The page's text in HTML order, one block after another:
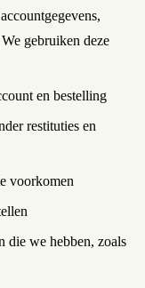
gebruiken deze
en bestelling
restituties en
voorkomen
die we hebben, zoals